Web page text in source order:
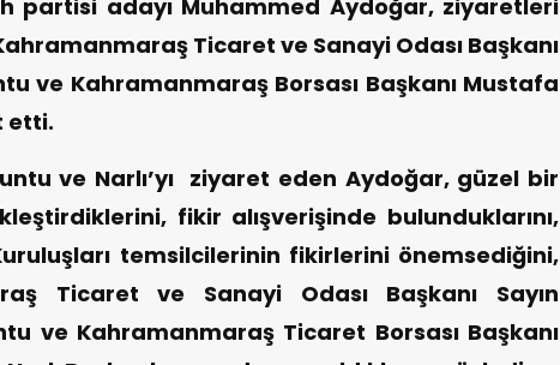
partisi adayı Muhammed Aydoğar, ziyaretleri
Ticaret ve Sanayi Odası Başkanı
ve Kahramanmaraş Borsası Başkanı Mustafa
etti.
ve Narlı’yı ziyaret eden Aydoğar, güzel bir
fikir alışverişinde bulunduklarını,
temsilcilerinin fikirlerini önemsediğini,
Ticaret ve Sanayi Odası Başkanı Sayın
ve Kahramanmaraş Ticaret Borsası Başkanı